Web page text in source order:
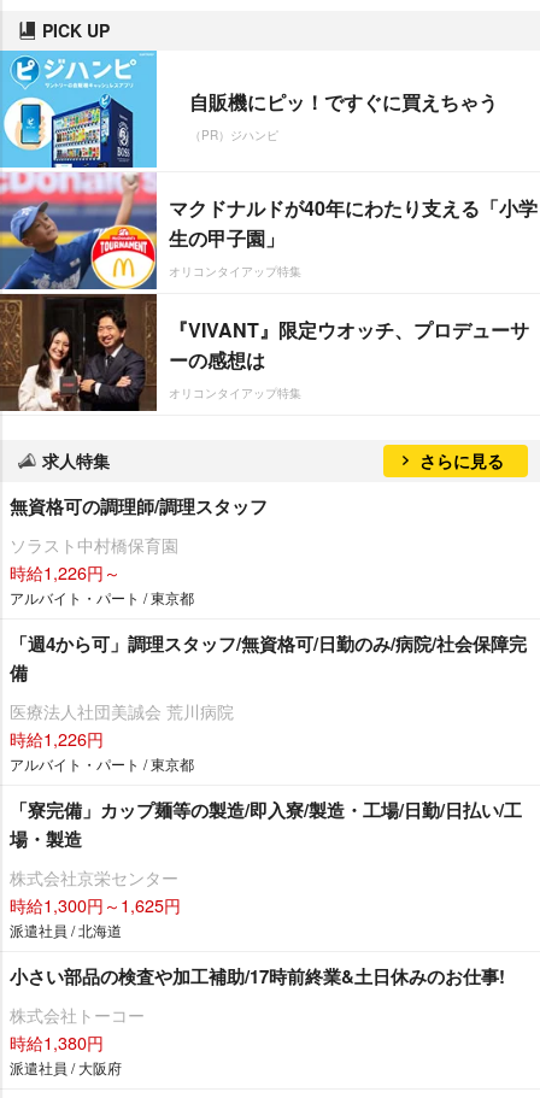
PICK UP
自販機にピッ！ですぐに買えちゃう
（PR）ジハンピ
マクドナルドが40年にわたり支える「小学
生の甲子園」
オリコンタイアップ特集
『VIVANT』限定ウオッチ、プロデューサ
ーの感想は
オリコンタイアップ特集
求人特集 さらに見る
無資格可の調理師/調理スタッフ
ソラスト中村橋保育園
時給1,226円～
アルバイト・パート / 東京都
「週4から可」調理スタッフ/無資格可/日勤のみ/病院/社会保障完
備
医療法人社団美誠会 荒川病院
時給1,226円
アルバイト・パート / 東京都
「寮完備」カップ麺等の製造/即入寮/製造・工場/日勤/日払い/工
場・製造
株式会社京栄センター
時給1,300円～1,625円
派遣社員 / 北海道
小さい部品の検査や加工補助/17時前終業&土日休みのお仕事!
株式会社トーコー
時給1,380円
派遣社員 / 大阪府